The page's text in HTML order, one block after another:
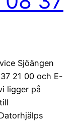
Sjöängen
21 00 och E-
ligger på